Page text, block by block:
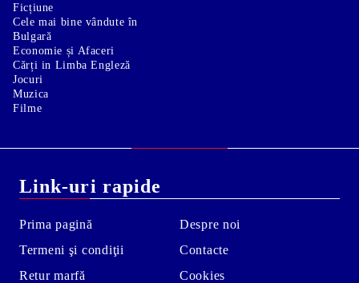
Ficțiune
Cele mai bine vândute în
Bulgară
Economie și Afaceri
Cărți in Limba Engleză
Jocuri
Muzica
Filme
Link-uri rapide
Prima pagină
Termeni şi condiţii
Retur marfă
Despre noi
Contacte
Cookies